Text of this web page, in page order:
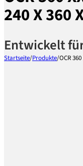
240 X 360
Entwickelt
Startseite/Produkte/OCR